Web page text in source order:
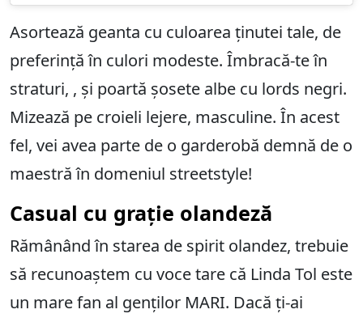
Asortează geanta cu culoarea ținutei tale, de
preferință în culori modeste. Îmbracă-te în
straturi, , și poartă șosete albe cu lords negri.
Mizează pe croieli lejere, masculine. În acest
fel, vei avea parte de o garderobă demnă de o
maestră în domeniul streetstyle!
Casual cu grație olandeză
Rămânând în starea de spirit olandez, trebuie
să recunoaștem cu voce tare că Linda Tol este
un mare fan al genților MARI. Dacă ți-ai